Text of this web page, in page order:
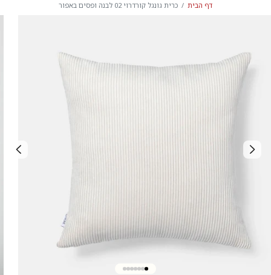
דף הבית כרית גונגל קורדרוי 02 לבנה ופסים באפור